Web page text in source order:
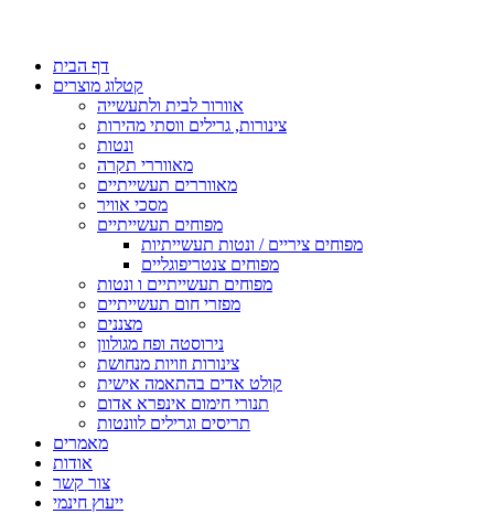
דף הבית
קטלוג מוצרים
אוורור לבית ולתעשייה
צינורות, גרילים ווסתי מהירות
ונטות
מאווררי תקרה
מאווררים תעשייתיים
מסכי אוויר
מפוחים תעשייתיים
מפוחים ציריים / ונטות תעשייתיות
מפוחים צנטריפוגליים
מפוחים תעשייתיים ו ונטות
מפזרי חום תעשייתיים
מצננים
נירוסטה ופח מגולוון
צינורות וזויות מנחושת
קולט אדים בהתאמה אישית
תנורי חימום אינפרא אדום
תריסים וגרילים לוונטות
מאמרים
אודות
צור קשר
ייעוץ חינמי